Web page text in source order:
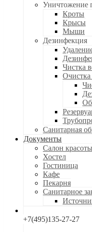
Уничтожение
Кроты
Крысы
Мыши
Дезинфекция
Чистка
Санитарная
Документы
Салон красоты
Хостел
Гостиница
Кафе
Пекарня
Санитарное
+7(495)135-27-27